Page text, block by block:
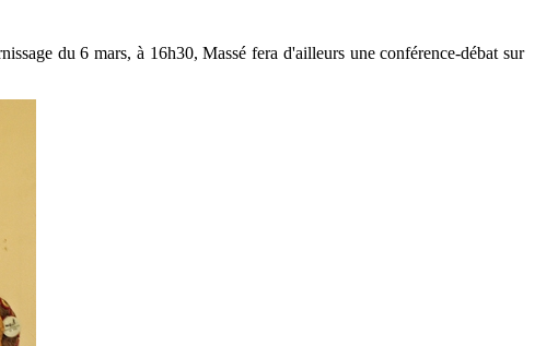
du 6 mars, à 16h30, Massé fera d'ailleurs une conférence-débat sur